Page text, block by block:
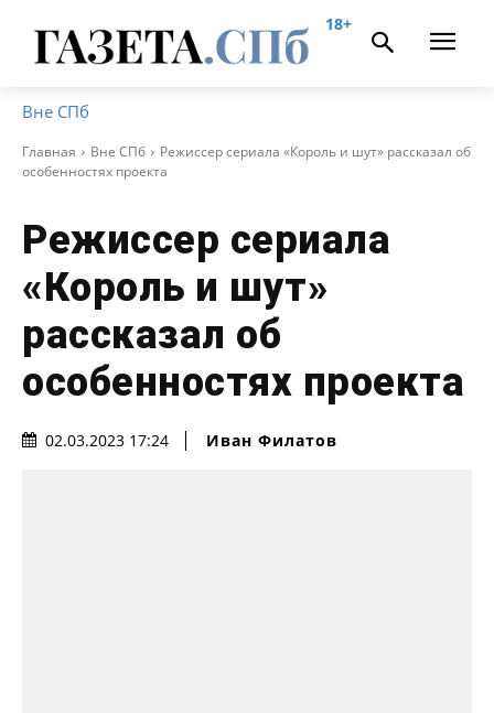
18+
Вне СПб
Главная Вне СПб
Режиссер сериала «Король и шут» рассказал об
особенностях проекта
Режиссер сериала
«Король и шут»
рассказал об
особенностях проекта
02.03.2023 17:24 Иван Филатов